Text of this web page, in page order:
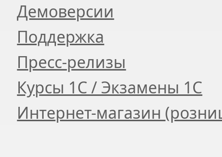
Демоверсии
Поддержка
Пресс-релизы
Курсы 1С / Экзамены 1С
Интернет-магазин